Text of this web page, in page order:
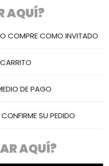
AQUÍ?
O COMPRE COMO INVITADO
DE PAGO
SU PEDIDO
AQUÍ?